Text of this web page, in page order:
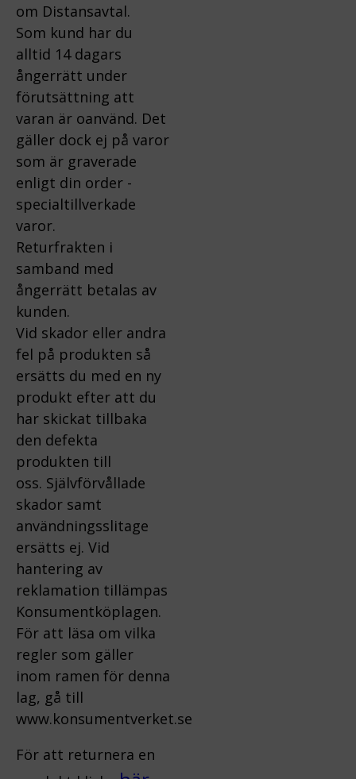
om Distansavtal.
Som kund har du
alltid 14 dagars
ångerrätt under
förutsättning att
varan är oanvänd. Det
gäller dock ej på varor
som är graverade
enligt din order -
specialtillverkade
varor.
Returfrakten i
samband med
ångerrätt betalas av
kunden.
Vid skador eller andra
fel på produkten så
ersätts du med en ny
produkt efter att du
har skickat tillbaka
den defekta
produkten till
oss. Självförvållade
skador samt
användningsslitage
ersätts ej. Vid
hantering av
reklamation tillämpas
Konsumentköplagen.
För att läsa om vilka
regler som gäller
inom ramen för denna
lag, gå till
www.konsumentverket.se
För att returnera en